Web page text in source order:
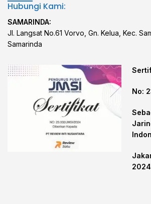
Hubungi Kami:
SAMARINDA:
Jl. Langsat No.61 Vorvo, Gn. Kelua, Kec.
Samarinda
No:
2024